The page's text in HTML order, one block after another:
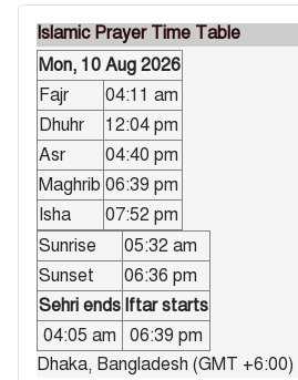
Islamic Prayer Time Table
Mon, 10 Aug 2026
Fajr
04:11 am
Dhuhr
12:04 pm
Asr
04:40 pm
Maghrib 06:39 pm
Isha
07:52 pm
Sunrise
05:32 am
Sunset
06:36 pm
Sehri ends Iftar starts
04:05 am
06:39 pm
Dhaka, Bangladesh (GMT +6:00)